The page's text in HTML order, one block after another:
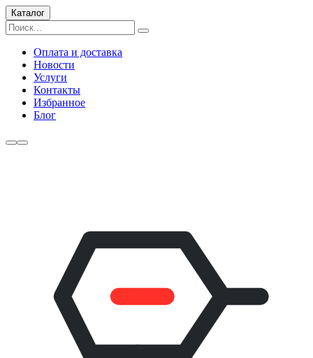
Каталог
Оплата и доставка
Новости
Услуги
Контакты
Избранное
Блог